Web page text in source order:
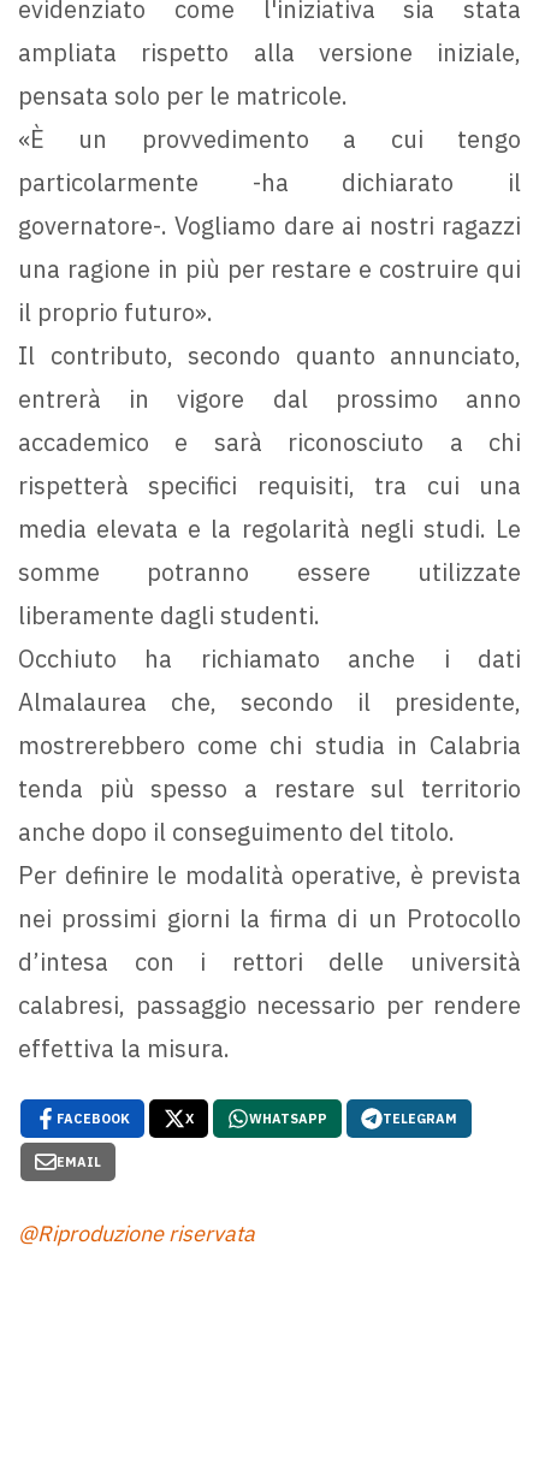
evidenziato come l'iniziativa sia stata
ampliata rispetto alla versione iniziale,
pensata solo per le matricole.
«È un provvedimento a cui tengo
particolarmente -ha dichiarato il
governatore-. Vogliamo dare ai nostri ragazzi
una ragione in più per restare e costruire qui
il proprio futuro».
Il contributo, secondo quanto annunciato,
entrerà in vigore dal prossimo anno
accademico e sarà riconosciuto a chi
rispetterà specifici requisiti, tra cui una
media elevata e la regolarità negli studi. Le
somme potranno essere utilizzate
liberamente dagli studenti.
Occhiuto ha richiamato anche i dati
Almalaurea che, secondo il presidente,
mostrerebbero come chi studia in Calabria
tenda più spesso a restare sul territorio
anche dopo il conseguimento del titolo.
Per definire le modalità operative, è prevista
nei prossimi giorni la firma di un Protocollo
d’intesa con i rettori delle università
calabresi, passaggio necessario per rendere
effettiva la misura.
FACEBOOK X WHATSAPP TELEGRAM
EMAIL
@Riproduzione riservata